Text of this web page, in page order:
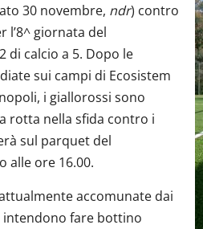
30 novembre, ndr) contro
l’8^ giornata del
di calcio a 5. Dopo le
sui campi di Ecosistem
i giallorossi sono
rotta nella sfida contro i
sul parquet del
alle ore 16.00.
accomunate dai
fare bottino